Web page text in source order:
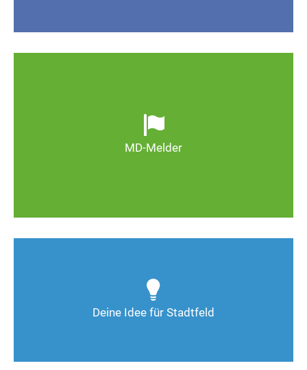
MD-Melder
wild entsorgter Müll. Melden Sie Mängel, damit
Magdeburg schöner und lebenswerter wird.
Deine Idee für Stadtfeld
Deine Ideen sind gefragt!